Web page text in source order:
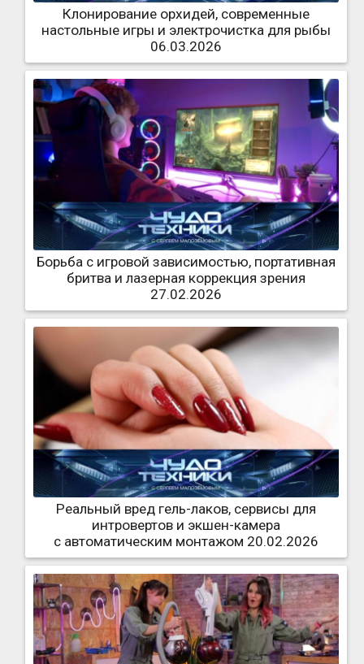
Клонирование орхидей, современные
настольные игры и электрочистка для рыбы
06.03.2026
Борьба с игровой зависимостью, портативная
бритва и лазерная коррекция зрения
27.02.2026
Реальный вред гель-лаков, сервисы для
интровертов и экшен-камера
с автоматическим монтажом 20.02.2026